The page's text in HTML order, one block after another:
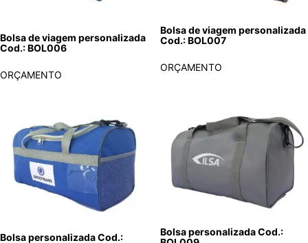
Bolsa de viagem personalizada
Cod.: BOL006
ORÇAMENTO
Bolsa de viagem personalizada
Cod.: BOL007
ORÇAMENTO
Bolsa personalizada Cod.:
Bolsa personalizada Cod.: